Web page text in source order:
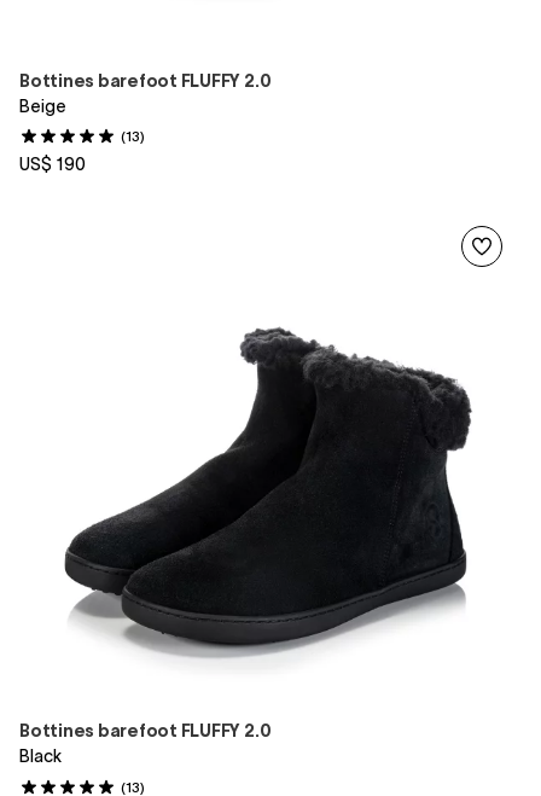
Bottines barefoot FLUFFY 2.0
Beige
(13)
US$ 190
Bottines barefoot FLUFFY 2.0
Black
(13)